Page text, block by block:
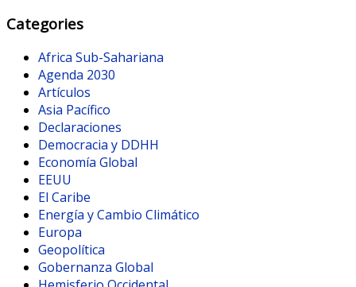
Categories
Africa Sub-Sahariana
Agenda 2030
Artículos
Asia Pacífico
Declaraciones
Democracia y DDHH
Economía Global
EEUU
El Caribe
Energía y Cambio Climático
Europa
Geopolítica
Gobernanza Global